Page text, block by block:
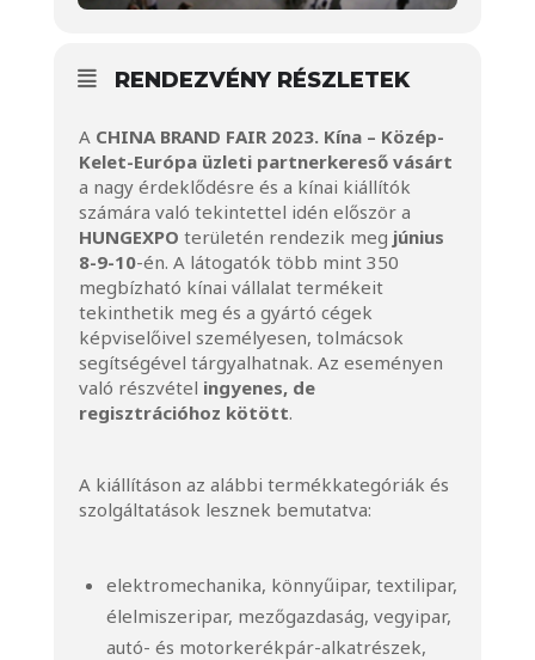
RENDEZVÉNY RÉSZLETEK
A CHINA BRAND FAIR 2023. Kína – Közép-
Kelet-Európa üzleti partnerkereső vásárt
a nagy érdeklődésre és a kínai kiállítók
számára való tekintettel idén először a
HUNGEXPO területén rendezik meg június
8-9-10-én. A látogatók több mint 350
megbízható kínai vállalat termékeit
tekinthetik meg és a gyártó cégek
képviselőivel személyesen, tolmácsok
segítségével tárgyalhatnak. Az eseményen
való részvétel ingyenes, de
regisztrációhoz kötött.
A kiállításon az alábbi termékkategóriák és
szolgáltatások lesznek bemutatva:
elektromechanika, könnyűipar, textilipar,
élelmiszeripar, mezőgazdaság, vegyipar,
autó- és motorkerékpár-alkatrészek,